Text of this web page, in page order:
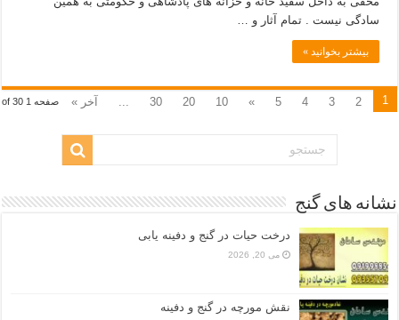
سادگی نیست . تمام آثار و …
بیشتر بخوانید »
صفحه 1 of 30 1
2
3
4
5
»
10
20
30 آخر »
نشانه های گنج
درخت حیات در گنج و دفینه یابی
می 20, 2026
نقش مورچه در گنج و دفینه